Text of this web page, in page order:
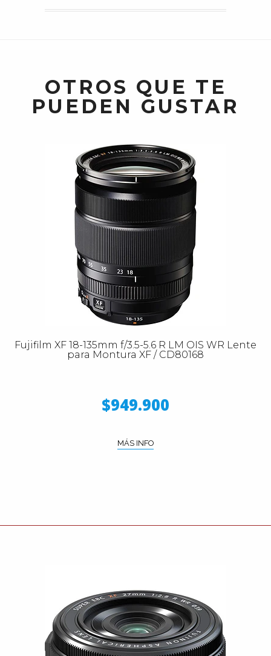
OTROS QUE TE
PUEDEN GUSTAR
Fujifilm XF 18-135mm f/3.5-5.6 R LM OIS WR Lente
para Montura XF / CD80168
$949.900
MÁS INFO